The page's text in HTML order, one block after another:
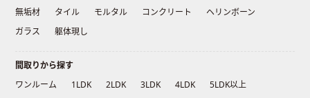
無垢材
タイル モルタル コンクリート
ヘリンボーン
ガラス
躯体現し
間取りから探す
ワンルーム
1LDK 2LDK 3LDK 4LDK 5LDK以上